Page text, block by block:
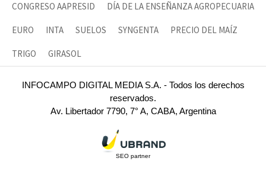
CONGRESO AAPRESID DÍA DE LA ENSEÑANZA AGROPECUARIA
EURO INTA SUELOS SYNGENTA PRECIO DEL MAÍZ
TRIGO GIRASOL
INFOCAMPO DIGITAL MEDIA S.A. - Todos los derechos
reservados.
Av. Libertador 7790, 7° A, CABA, Argentina
SEO partner